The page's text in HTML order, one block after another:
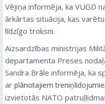
Vējiņa informēja, ka VUGD
ārkārtas situācija, kas
līdzīgo troksni.
Aizsardzības ministrijas
departamenta Preses
Sandra Brāle informēja, ka
ar plānotajiem
izvietotās NATO